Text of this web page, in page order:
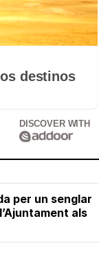
destinos
DISCOVER WITH
per un senglar
als